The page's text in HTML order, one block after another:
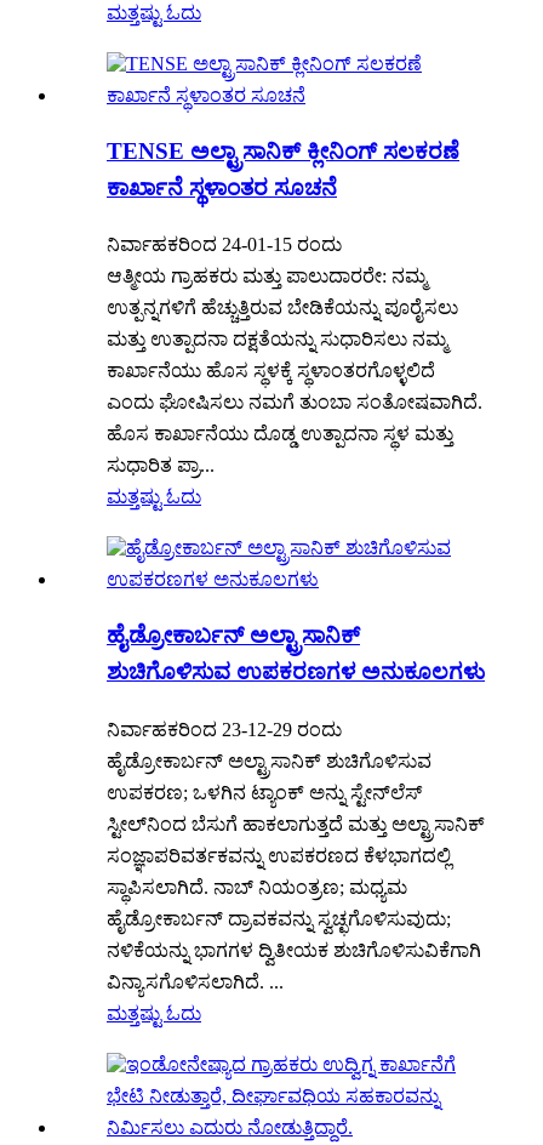
ಮತ್ತಷ್ಟು ಓದು
TENSE ಅಲ್ಟ್ರಾಸಾನಿಕ್ ಕ್ಲೀನಿಂಗ್ ಸಲಕರಣೆ
ಕಾರ್ಖಾನೆ ಸ್ಥಳಾಂತರ ಸೂಚನೆ
ನಿರ್ವಾಹಕರಿಂದ 24-01-15 ರಂದು
ಆತ್ಮೀಯ ಗ್ರಾಹಕರು ಮತ್ತು ಪಾಲುದಾರರೇ: ನಮ್ಮ
ಉತ್ಪನ್ನಗಳಿಗೆ ಹೆಚ್ಚುತ್ತಿರುವ ಬೇಡಿಕೆಯನ್ನು ಪೂರೈಸಲು
ಮತ್ತು ಉತ್ಪಾದನಾ ದಕ್ಷತೆಯನ್ನು ಸುಧಾರಿಸಲು ನಮ್ಮ
ಕಾರ್ಖಾನೆಯು ಹೊಸ ಸ್ಥಳಕ್ಕೆ ಸ್ಥಳಾಂತರಗೊಳ್ಳಲಿದೆ
ಎಂದು ಘೋಷಿಸಲು ನಮಗೆ ತುಂಬಾ ಸಂತೋಷವಾಗಿದೆ.
ಹೊಸ ಕಾರ್ಖಾನೆಯು ದೊಡ್ಡ ಉತ್ಪಾದನಾ ಸ್ಥಳ ಮತ್ತು
ಸುಧಾರಿತ ಪ್ರಾ...
ಮತ್ತಷ್ಟು ಓದು
ಹೈಡ್ರೋಕಾರ್ಬನ್ ಅಲ್ಟ್ರಾಸಾನಿಕ್
ಶುಚಿಗೊಳಿಸುವ ಉಪಕರಣಗಳ ಅನುಕೂಲಗಳು
ನಿರ್ವಾಹಕರಿಂದ 23-12-29 ರಂದು
ಹೈಡ್ರೋಕಾರ್ಬನ್ ಅಲ್ಟ್ರಾಸಾನಿಕ್ ಶುಚಿಗೊಳಿಸುವ
ಉಪಕರಣ; ಒಳಗಿನ ಟ್ಯಾಂಕ್ ಅನ್ನು ಸ್ಟೇನ್‌ಲೆಸ್
ಸ್ಟೀಲ್‌ನಿಂದ ಬೆಸುಗೆ ಹಾಕಲಾಗುತ್ತದೆ ಮತ್ತು ಅಲ್ಟ್ರಾಸಾನಿಕ್
ಸಂಜ್ಞಾಪರಿವರ್ತಕವನ್ನು ಉಪಕರಣದ ಕೆಳಭಾಗದಲ್ಲಿ
ಸ್ಥಾಪಿಸಲಾಗಿದೆ. ನಾಬ್ ನಿಯಂತ್ರಣ; ಮಧ್ಯಮ
ಹೈಡ್ರೋಕಾರ್ಬನ್ ದ್ರಾವಕವನ್ನು ಸ್ವಚ್ಛಗೊಳಿಸುವುದು;
ನಳಿಕೆಯನ್ನು ಭಾಗಗಳ ದ್ವಿತೀಯಕ ಶುಚಿಗೊಳಿಸುವಿಕೆಗಾಗಿ
ವಿನ್ಯಾಸಗೊಳಿಸಲಾಗಿದೆ. ...
ಮತ್ತಷ್ಟು ಓದು